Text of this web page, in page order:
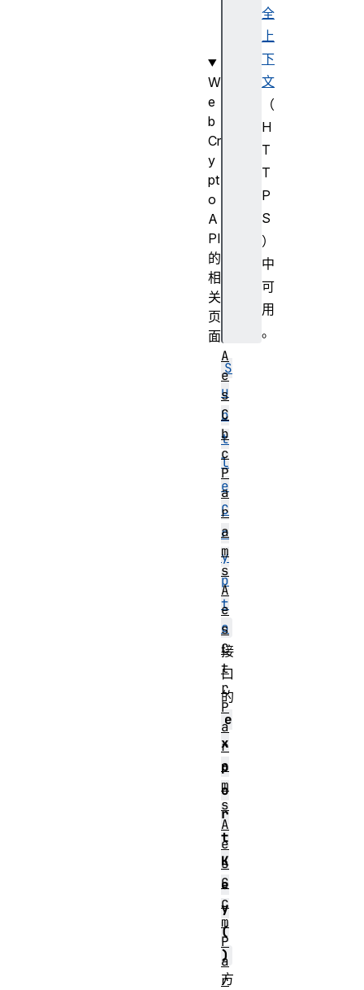
全
上
下
文
（
H
T
T
P
S
）
中
可
用
。
S
u
b
t
l
e
C
r
y
p
t
o
接
口
的
e
x
p
o
r
t
K
e
y
(
)
方
W
e
b
Cr
y
pt
o
A
PI
的
相
关
页
面
A
e
s
C
b
c
P
a
r
a
m
s
A
e
s
C
t
r
P
a
r
a
m
s
A
e
s
G
c
m
P
a
r